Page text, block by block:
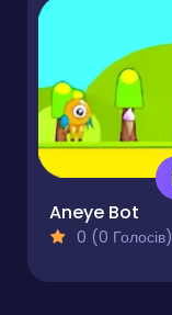
Aneye Bot
0 (0 Голосів)